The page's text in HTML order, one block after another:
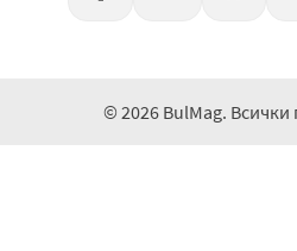
© 2026 BulMag. Всички